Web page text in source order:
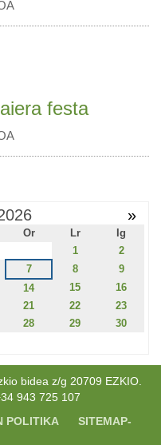
festa
»
Or Lr
Ig
1
2
7 8
9
14 15
16
21 22
23
28 29
30
bidea z/g 20709 EZKIO.
943 725 107
POLITIKA
SITEMAP-